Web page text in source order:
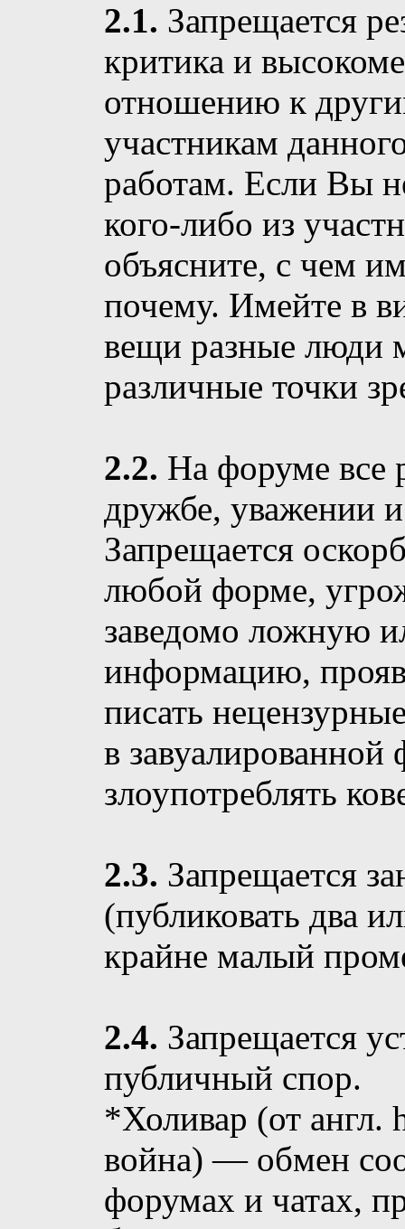
2.1. Запрещается
критика и
отношению к
участникам
работам. Если Вы
кого-либо из
объясните, с чем
почему. Имейте в
вещи разные люди
различные точки
2.2. На форуме все
дружбе, уважении
Запрещается
любой форме,
заведомо ложную
информацию,
писать
в
злоупотреблять
2.3. Запрещается
(публиковать два
крайне малый
2.4. Запрещается
публичный спор.
*Холивар (от
война) — обмен
форумах и чатах,